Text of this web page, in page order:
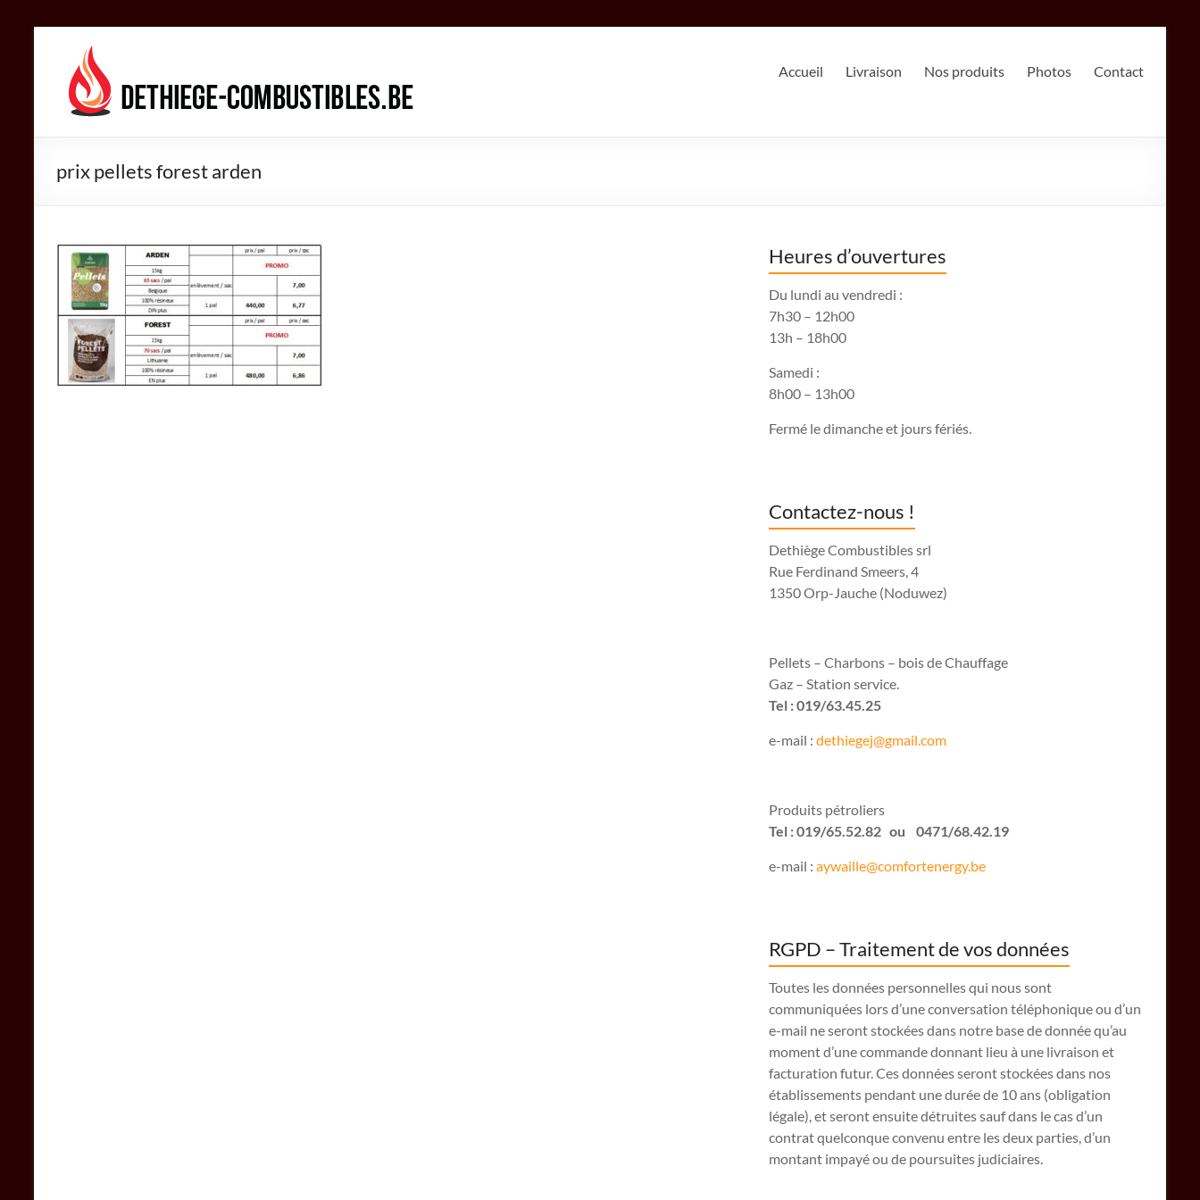
contenuDETHIEGE
COMBUSTIBLES
le
Accueil Livraison Nos produits Photos Contact
prix pellets forest arden
Heures d’ouvertures
Du lundi au vendredi :
7h30 – 12h00
13h – 18h00
Samedi :
8h00 – 13h00
Fermé le dimanche et jours fériés.
Contactez-nous !
Dethiège Combustibles srl
Rue Ferdinand Smeers, 4
1350 Orp-Jauche (Noduwez)
Pellets – Charbons – bois de Chauffage
Gaz – Station service.
Tel : 019/63.45.25
e-mail : dethiegej@gmail.com
Produits pétroliers
Tel : 019/65.52.82 ou 0471/68.42.19
e-mail : aywaille@comfortenergy.be
RGPD – Traitement de vos données
Toutes les données personnelles qui nous sont
communiquées lors d’une conversation téléphonique ou d’un
e-mail ne seront stockées dans notre base de donnée qu’au
moment d’une commande donnant lieu à une livraison et
facturation futur. Ces données seront stockées dans nos
établissements pendant une durée de 10 ans (obligation
légale), et seront ensuite détruites sauf dans le cas d’un
contrat quelconque convenu entre les deux parties, d’un
montant impayé ou de poursuites judiciaires.